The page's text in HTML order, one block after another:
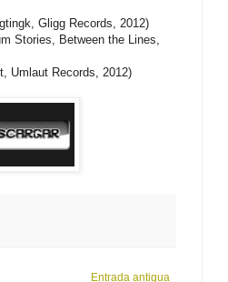
Gligg Records, 2012)
Stories, Between the Lines,
Umlaut Records, 2012)
Entrada antigua